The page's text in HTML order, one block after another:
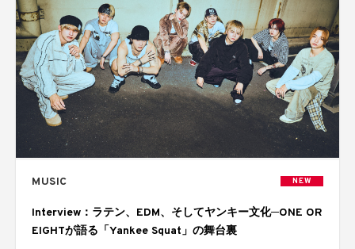
MUSIC NEW
Interview：ラテン、EDM、そしてヤンキー文化─ONE OR
EIGHTが語る「Yankee Squat」の舞台裏